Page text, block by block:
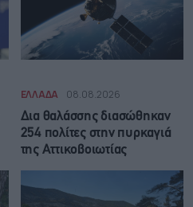
ΕΛΛΑΔΑ 08.08.2026
Δια θαλάσσης διασώθηκαν
254 πολίτες στην πυρκαγιά
της Αττικοβοιωτίας